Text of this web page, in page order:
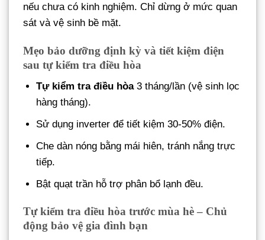
nếu chưa có kinh nghiệm. Chỉ dừng ở mức quan
sát và vệ sinh bề mặt.
Mẹo bảo dưỡng định kỳ và tiết kiệm điện
sau tự kiểm tra điều hòa
Tự kiểm tra điều hòa3 tháng/lần (vệ sinh lọc
hàng tháng).
Sử dụng inverter để tiết kiệm 30-50% điện.
Che dàn nóng bằng mái hiên, tránh nắng trực
tiếp.
Bật quạt trần hỗ trợ phân bổ lạnh đều.
Tự kiểm tra điều hòa trước mùa hè – Chủ
động bảo vệ gia đình bạn